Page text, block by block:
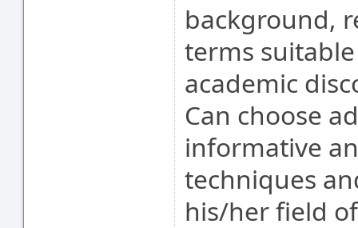
background,
terms
academic
Can choose
informative
techniques
his/her field